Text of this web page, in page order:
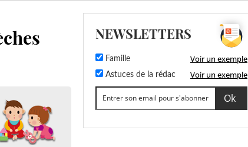
NEWSLETTERS
Famille Voir un exemple
Astuces de la rédac Voir un exemple